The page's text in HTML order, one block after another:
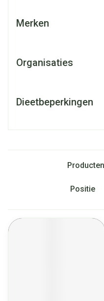
Merken
Organisaties
Dieetbeperkingen
Producten
Sorteer op: